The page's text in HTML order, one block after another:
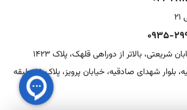
0935-
شریعتی، بالاتر از دوراهی قلهک، پلاک 1423
تهران، صادقیه، بلوار شهدای صادقیه، خیابان پرویز، پلاک 15، طبقه